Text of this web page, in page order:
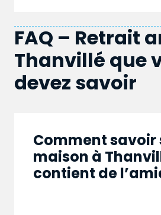
FAQ – Retrait
Thanvillé que
devez savoir
Comment savoir
maison à
contient de